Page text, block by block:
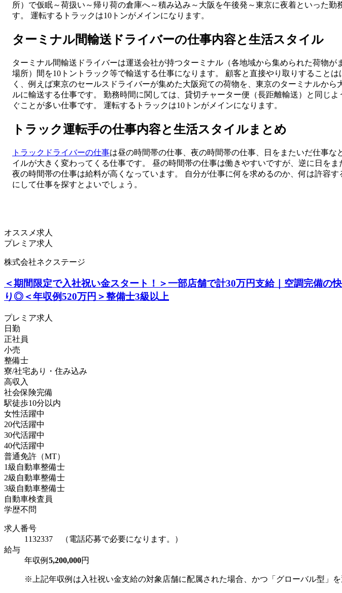
所）で仮眠～荷扱い～帰り荷の倉庫へ～積み込み～大阪を午後発～東京に夜着といった勤
す。 運転するトラックは10トンがメインになります。
ターミナル間輸送ドライバーの仕事内容と生活スタイル
ターミナル間輸送ドライバーは運送会社が持つターミナル（各地域から集められた荷物が
場所）間を10トントラック等で輸送する仕事になります。 顧客と直接やり取りすることは
く、例えば東京のセールスドライバーが集めた大阪宛ての荷物を、東京のターミナルから
ルに輸送する仕事です。 勤務時間に関しては、貸切チャーター便（長距離輸送）と同じよ
ぐことが多い仕事です。 運転するトラックは10トンがメインになります。
トラック運転手の仕事内容と生活スタイルまとめ
トラックドライバーの仕事は昼の時間帯の仕事、夜の時間帯の仕事、日をまたいだ仕事な
イルが大きく変わってくる仕事です。 昼の時間帯の仕事は働きやすいですが、逆に日をま
夜の時間帯の仕事は給料が高くなっています。 自分が仕事に何を求めるのか、何は許容す
にして仕事を探すとよいでしょう。
オススメ求人
プレミア求人
株式会社ネクステージ
＜期間限定で入社祝い金スタート！＞一部店舗で計30万円支給｜空調完備
り◎＜年収例520万円＞整備士3級以上
プレミア求人
日勤
正社員
小売
整備士
寮/社宅あり・住み込み
高収入
社会保険完備
駅徒歩10分以内
女性活躍中
20代活躍中
30代活躍中
40代活躍中
普通免許（MT）
1級自動車整備士
2級自動車整備士
3級自動車整備士
自動車検査員
学歴不問
求人番号
1132337 （電話応募で必要になります。）
給与
年収例 5,200,000円
※上記年収例は入社祝い金支給の対象店舗に配属された場合、かつ「グローバル型」